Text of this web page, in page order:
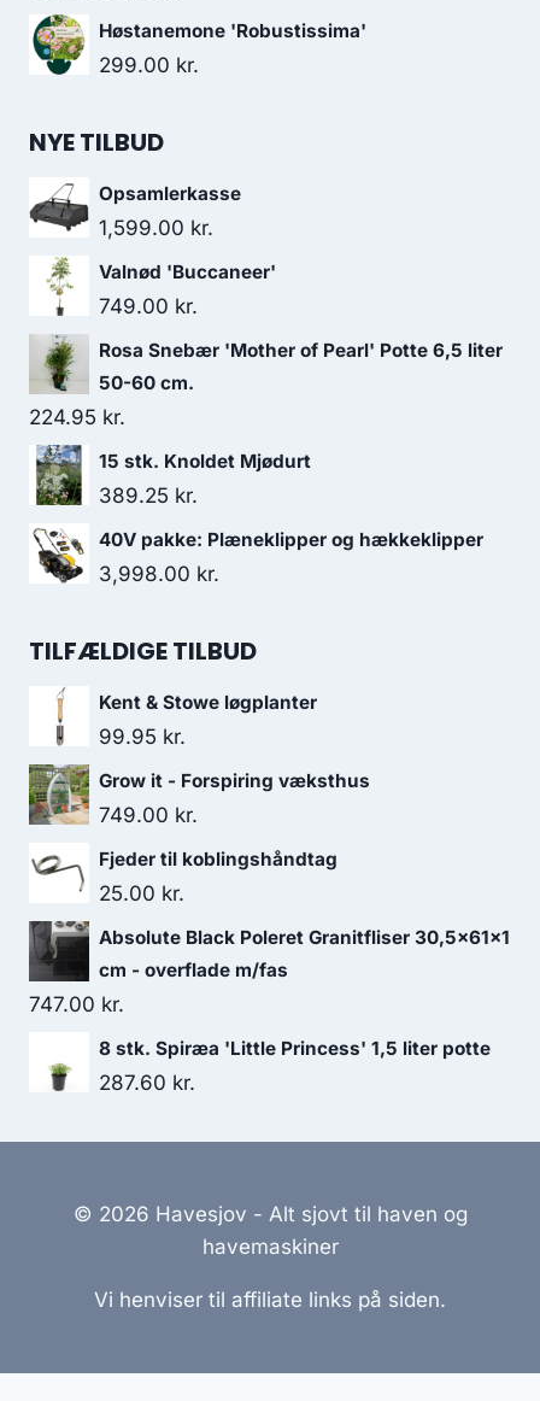
Høstanemone 'Robustissima'
299.00 kr.
NYE TILBUD
Opsamlerkasse
1,599.00 kr.
Valnød 'Buccaneer'
749.00 kr.
Rosa Snebær 'Mother of Pearl' Potte 6,5 liter
50-60 cm.
224.95 kr.
15 stk. Knoldet Mjødurt
389.25 kr.
40V pakke: Plæneklipper og hækkeklipper
3,998.00 kr.
TILFÆLDIGE TILBUD
Kent & Stowe løgplanter
99.95 kr.
Grow it - Forspiring væksthus
749.00 kr.
Fjeder til koblingshåndtag
25.00 kr.
Absolute Black Poleret Granitfliser 30,5x61x1
cm - overflade m/fas
747.00 kr.
8 stk. Spiræa 'Little Princess' 1,5 liter potte
287.60 kr.
© 2026 Havesjov - Alt sjovt til haven og
havemaskiner
Vi henviser til affiliate links på siden.